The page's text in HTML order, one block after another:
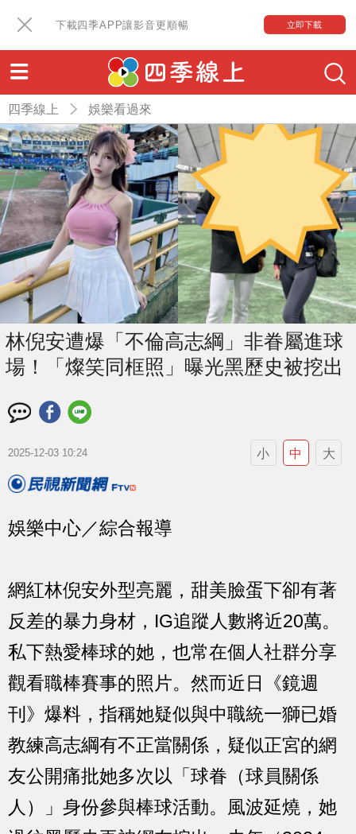
下載四季APP讓影音更順暢 立即下載
四季線上 娛樂看過來
林倪安遭爆「不倫高志綱」非眷屬進球
場！「燦笑同框照」曝光黑歷史被挖出
2025-12-03 10:24 小 中 大
娛樂中心／綜合報導
網紅林倪安外型亮麗，甜美臉蛋下卻有著
反差的暴力身材，IG追蹤人數將近20萬。
私下熱愛棒球的她，也常在個人社群分享
觀看職棒賽事的照片。然而近日《鏡週
刊》爆料，指稱她疑似與中職統一獅已婚
教練高志綱有不正當關係，疑似正宮的網
友公開痛批她多次以「球眷（球員關係
人）」身份參與棒球活動。風波延燒，她